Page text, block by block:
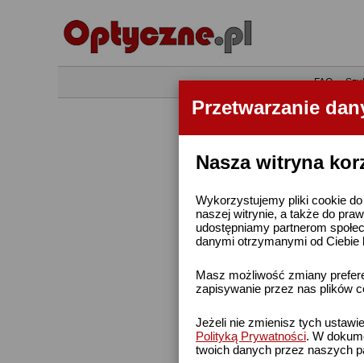
Przetwarzanie
Nasza witryna
Wykorzystujemy pliki cookie
naszej witrynie, a także do
udostępniamy partnerom
danymi otrzymanymi od
Masz możliwość zmiany
zapisywanie przez nas plików
Jeżeli nie zmienisz tych
Polityką Prywatności. W
twoich danych przez naszych
•FAQ•